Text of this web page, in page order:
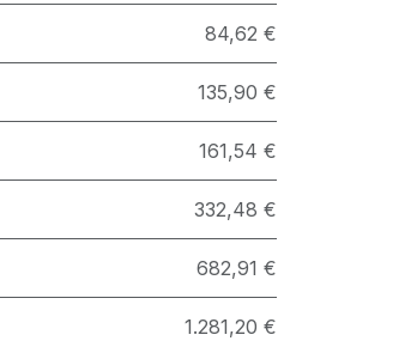
84,62 €
135,90 €
161,54 €
332,48 €
682,91 €
1.281,20 €